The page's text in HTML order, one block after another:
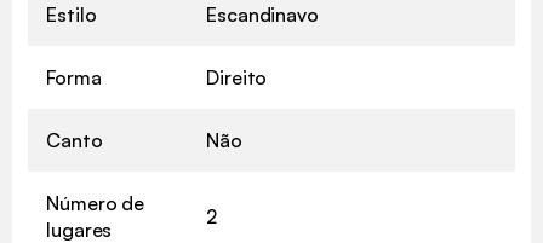
Estilo Escandinavo
Forma Direito
Canto Não
Número de
lugares
2